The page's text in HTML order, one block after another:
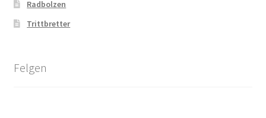
Radbolzen
Trittbretter
Felgen